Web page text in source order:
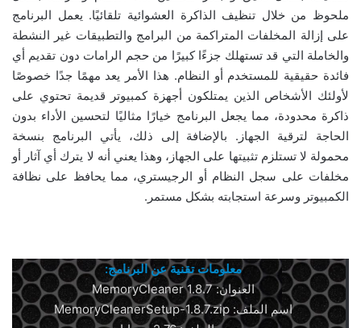
ملحوظ من خلال تنظيف الذاكرة العشوائية تلقائيًا. يعمل البرنامج
على إزالة المخلفات المتراكمة من البرامج والتطبيقات غير النشطة
والخاملة التي قد تستهلك جزءًا كبيرًا من حجم الرامات دون تقديم أي
فائدة حقيقية للمستخدم أو النظام. هذا الأمر يعد مهمًا جدًا خصوصًا
لأولئك الأشخاص الذين يمتلكون أجهزة كمبيوتر قديمة تحتوي على
ذاكرة محدودة، مما يجعل البرنامج خيارًا مثاليًا لتحسين الأداء بدون
الحاجة لترقية الجهاز. بالإضافة إلى ذلك، يأتي البرنامج بنسخة
محمولة لا تستلزم تثبيتها على الجهاز، وهذا يعني أنه لا يترك أي آثار أو
مخلفات على سجل النظام أو الرجيستري، مما يحافظ على نظافة
الكمبيوتر وسرعة استجابته بشكل مستمر.
معلومات تقنية عن البرنامج:
العنوان: MemoryCleaner 1.8.7
اسم الملف: MemoryCleanerSetup-1.8.7.zip